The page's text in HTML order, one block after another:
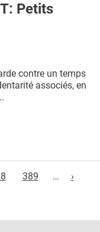
Petits
contre un temps
associés, en
389 … ›